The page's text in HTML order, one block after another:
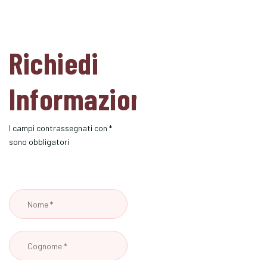
Richiedi
Informazioni
I campi contrassegnati con *
sono obbligatori